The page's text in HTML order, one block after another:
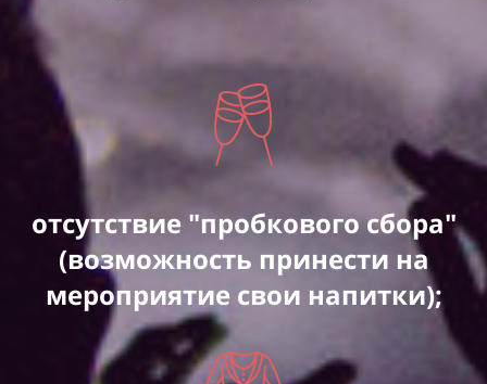
отсутствие "пробкового сбора"
(возможность принести на
мероприятие свои напитки);